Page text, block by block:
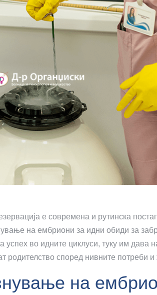
е современа и рутинска
на ембриони за идни обиди за
во идните циклуси, туку им дава
родителство според нивните потреби и
на